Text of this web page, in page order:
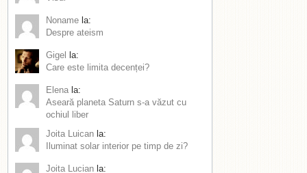
Noname la:
Despre ateism
Gigel
la:
Care este limita decenței?
Elena la:
Aseară planeta Saturn s-a văzut cu
ochiul liber
Joita Luican la:
Iluminat solar interior pe timp de zi?
Joita Lucian la: